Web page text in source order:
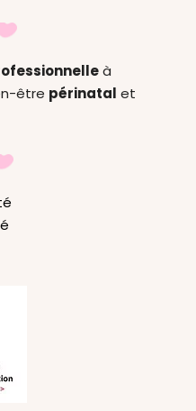
à
être périnatal et